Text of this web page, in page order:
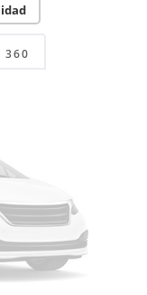
360
luego